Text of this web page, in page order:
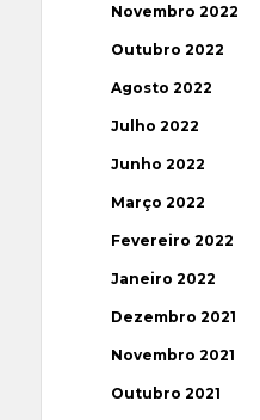
Novembro 2022
Outubro 2022
Agosto 2022
Julho 2022
Junho 2022
Março 2022
Fevereiro 2022
Janeiro 2022
Dezembro 2021
Novembro 2021
Outubro 2021